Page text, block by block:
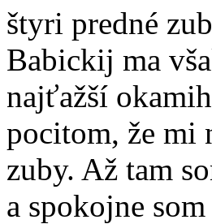
štyri predné
Babickij ma
najťažší
pocitom, že
zuby. Až tam
a spokojne som